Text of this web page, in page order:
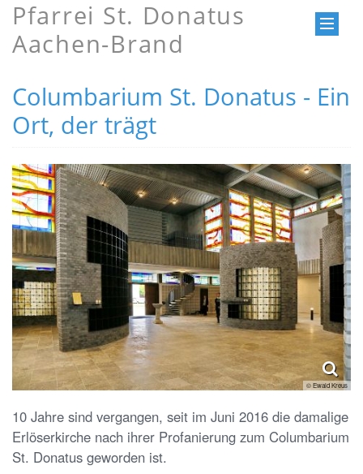
Pfarrei St. Donatus
Aachen-Brand
Columbarium St. Donatus - Ein
Ort, der trägt
© Ewald Kreus
10 Jahre sind vergangen, seit im Juni 2016 die damalige
Erlöserkirche nach ihrer Profanierung zum Columbarium
St. Donatus geworden ist.